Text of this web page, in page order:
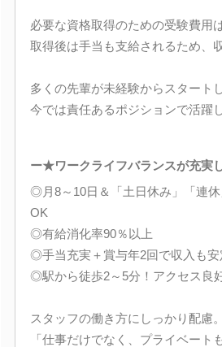
必要な資格取得のための受験費用
取得後は手当も支給されるため、
多くの先輩が未経験からスタートし
今では責任あるポジションで活躍
ー★ワークライフバランスが充実
◎月8～10日＆「土日休み」「連
OK
◎有給消化率90％以上
◎手当充実＋賞与年2回で収入も安
◎駅から徒歩2～5分！アクセス良
スタッフの働き方にしっかり配慮。
「仕事だけでなく、プライベート